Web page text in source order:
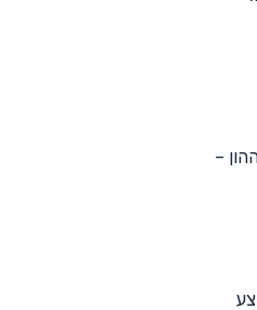
(חישוב מס רווח ההון –
כ-6%. במידה ונבצע